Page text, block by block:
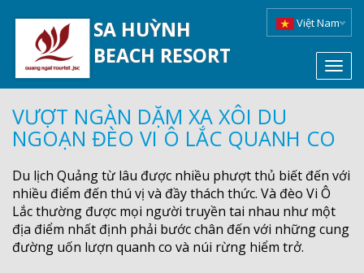
SA HUỲNH
BEACH RESORT
Việt Nam
VƯỢT NGÀN DẶM XA XÔI DU
NGOẠN ĐÈO VI Ô LẮC QUANH CO
Du lịch Quảng từ lâu được nhiều phượt thủ biết đến với
nhiều điểm đến thú vị và đầy thách thức. Và đèo Vi Ô
Lắc thường được mọi người truyền tai nhau như một
địa điểm nhất định phải bước chân đến với những cung
đường uốn lượn quanh co và núi rừng hiểm trở.